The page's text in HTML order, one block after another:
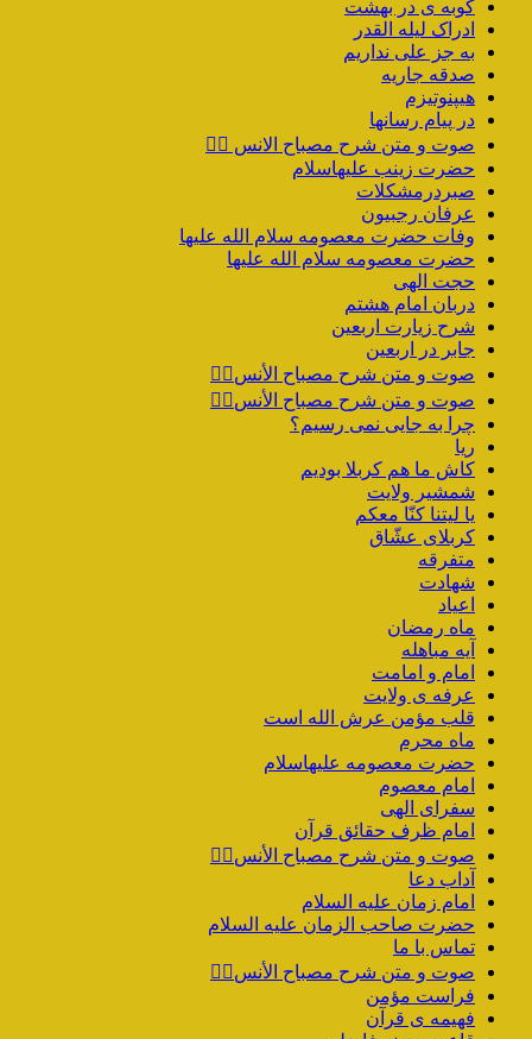
کوبه ی در بهشت
ادراک لیله القدر
به جز علی نداریم
صدقه جاریه
هیپنوتیزم
در پیام رسانها
صوت و متن شرح مصباح الانس ۵️⃣
حضرت زینب علیهاسلام
صبردرمشکلات
عرفان رجبیون
وفات حضرت معصومه سلام الله علیها
حضرت معصومه سلام الله علیها
حجت الهی
دربان امام هشتم
شرح زیارت اربعین
جابر در اربعین
صوت و متن شرح مصباح الأنس۴️⃣
صوت و متن شرح مصباح الأنس۳️⃣
چرا به جایی نمی رسیم؟
ریا
کاش ما هم کربلا بودیم
شمشیر ولایت
یا لیتنا کنّا معکم
کربلای عشّاق
متفرقه
شهادت
اعیاد
ماه رمضان
آیه مباهله
امام و امامت
عرفه ی ولایت
قلب مؤمن عرش الله است
ماه محرم
حضرت معصومه علیهاسلام
امام معصوم
سفرای الهی
امام ظرف حقائق قرآن
صوت و متن شرح مصباح الأنس۲️⃣
آداب دعا
امام زمان علیه السلام
حضرت صاحب الزمان علیه السلام
تماس با ما
صوت و متن شرح مصباح الأنس۱️⃣
فراست مؤمن
فهیمه ی قرآن